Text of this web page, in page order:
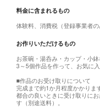
料金に含まれるもの
体験料、消費税（登録事業者の
お作りいただけるもの
お茶碗・湯呑み・カップ・小
3～5個作品を作って、お気に
■作品のお受け取りについて
完成まで約1か月程度かかります
都合の良いときに受け取りに
す（別途送料）。